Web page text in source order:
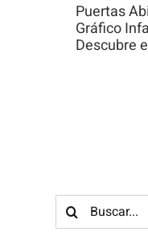
Puertas
Gráfico
Descubre
Buscar: